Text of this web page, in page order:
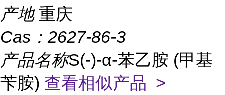
产地 重庆
Cas： 2627-86-3
产品名称S(-)-α-苯乙胺 (甲基
苄胺) 查看相似产品 >